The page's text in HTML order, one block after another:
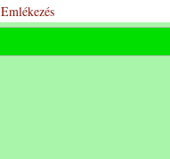
Emlékezés